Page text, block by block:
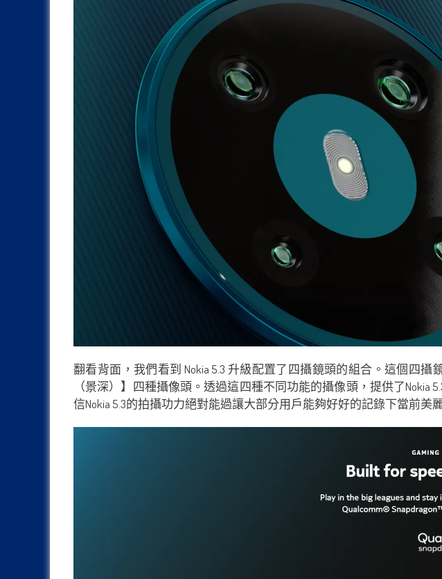
翻看背面，我們看到 Nokia 5.3 升級配置了四攝鏡頭的組合。這個四攝
（景深）】四種攝像頭。透過這四種不同功能的攝像頭，提供了
信Nokia 5.3的拍攝功力絕對能過讓大部分用戶能夠好好的記錄下當前美